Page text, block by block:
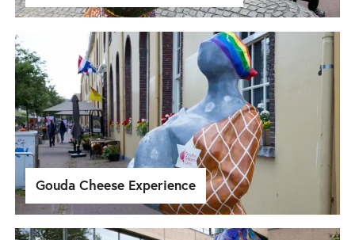
Gouda Cheese Experience